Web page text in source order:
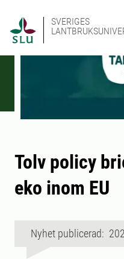
SVERIGES
Tolv policy
eko inom EU
Nyhet publicerad: